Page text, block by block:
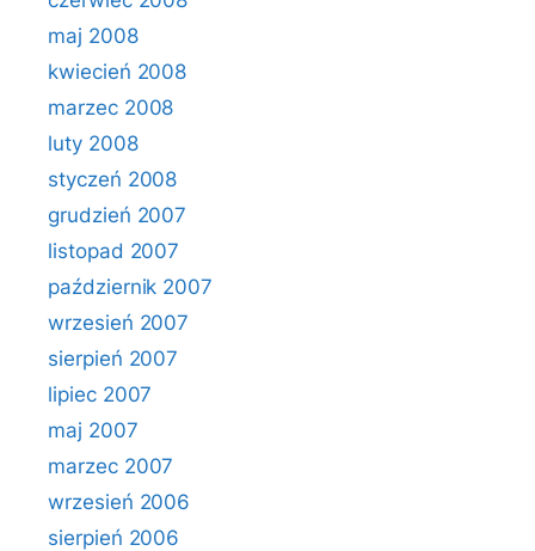
maj 2008
kwiecień 2008
marzec 2008
luty 2008
styczeń 2008
grudzień 2007
listopad 2007
październik 2007
wrzesień 2007
sierpień 2007
lipiec 2007
maj 2007
marzec 2007
wrzesień 2006
sierpień 2006